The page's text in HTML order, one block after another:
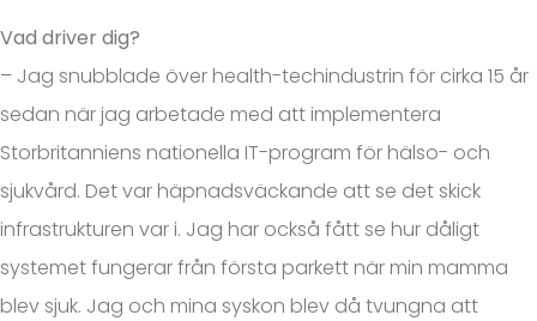
Vad driver dig?
– Jag snubblade över health-techindustrin för cirka 15 år
sedan när jag arbetade med att implementera
Storbritanniens nationella IT-program för hälso- och
sjukvård. Det var häpnadsväckande att se det skick
infrastrukturen var i. Jag har också fått se hur dåligt
systemet fungerar från första parkett när min mamma
blev sjuk. Jag och mina syskon blev då tvungna att